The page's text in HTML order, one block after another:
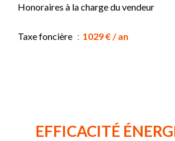
Honoraires à la charge du vendeur
Taxe foncière 1029 € / an
EFFICACITÉ